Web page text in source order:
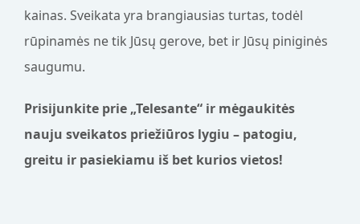
kainas. Sveikata yra brangiausias turtas, todėl
rūpinamės ne tik Jūsų gerove, bet ir Jūsų piniginės
saugumu.
Prisijunkite prie „Telesante“ ir mėgaukitės
nauju sveikatos priežiūros lygiu – patogiu,
greitu ir pasiekiamu iš bet kurios vietos!